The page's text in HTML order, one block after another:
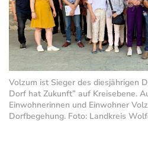
Volzum ist Sieger des diesjährigen
Dorf hat Zukunft” auf Kreisebene.
Einwohnerinnen und Einwohner
Dorfbegehung. Foto: Landkreis